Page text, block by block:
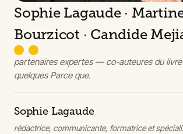
Sophie Lagaude ·
Bourzicot · Candide
partenaires expertes — co-auteures du livre
quelques Parce que.
Sophie Lagaude
rédactrice, communicante, formatrice et